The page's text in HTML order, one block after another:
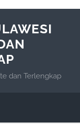
dan Terlengkap